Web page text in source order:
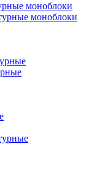
моноблоки
моноблоки